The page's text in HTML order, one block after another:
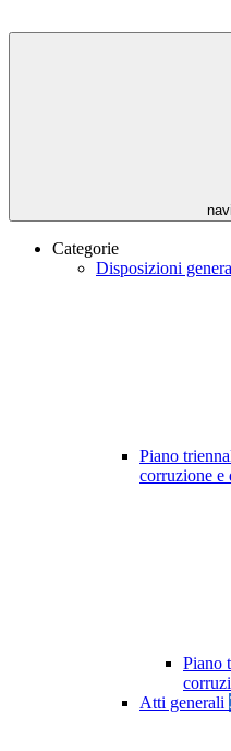
Categorie
Disposizioni
Piano
corruzione e
Piano
Atti generali